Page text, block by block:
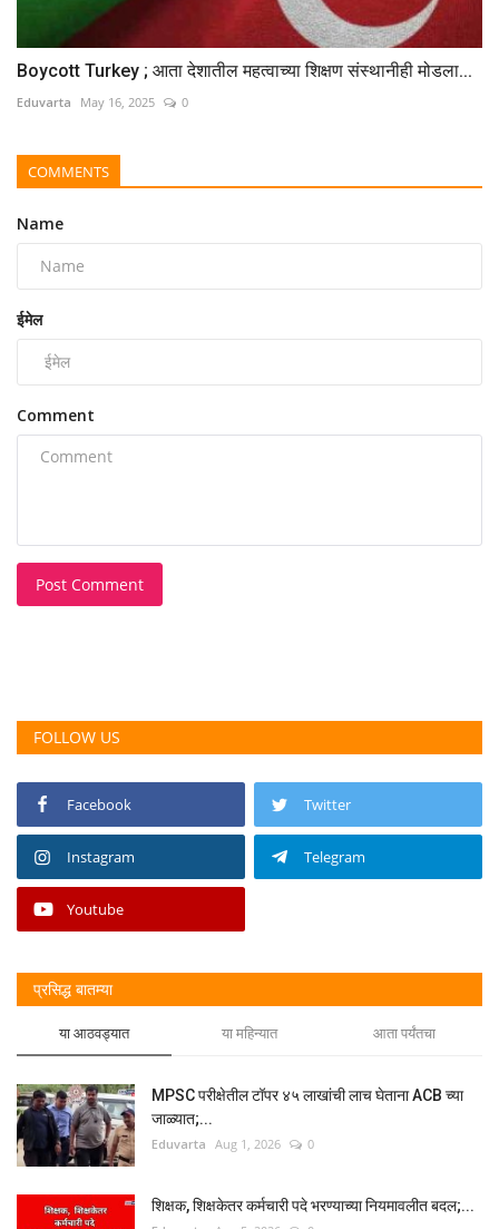
Boycott Turkey ; आता देशातील महत्वाच्या शिक्षण संस्थानीही मोडला...
Eduvarta May 16, 2025 0
COMMENTS
Name
ईमेल
Comment
Post Comment
FOLLOW US
Facebook Twitter
Instagram Telegram
Youtube
प्रसिद्ध बातम्या
या आठवड्यात या महिन्यात आता पर्यंतचा
MPSC परीक्षेतील टॉपर ४५ लाखांची लाच घेताना ACB च्या
जाळ्यात;...
Eduvarta Aug 1, 2026 0
शिक्षक, शिक्षकेतर कर्मचारी पदे भरण्याच्या नियमावलीत बदल;...